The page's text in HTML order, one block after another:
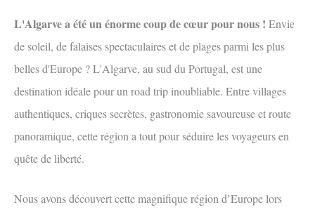
L'Algarve a été un énorme coup de cœur pour nous ! Envie
de soleil, de falaises spectaculaires et de plages parmi les plus
belles d'Europe ? L'Algarve, au sud du Portugal, est une
destination idéale pour un road trip inoubliable. Entre villages
authentiques, criques secrètes, gastronomie savoureuse et route
panoramique, cette région a tout pour séduire les voyageurs en
quête de liberté.
Nous avons découvert cette magnifique région d’Europe lors